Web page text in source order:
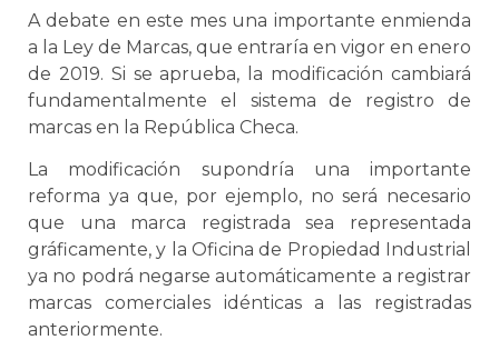
A debate en este mes una importante enmienda
a la Ley de Marcas, que entraría en vigor en enero
de 2019. Si se aprueba, la modificación cambiará
fundamentalmente el sistema de registro de
marcas en la República Checa.
La modificación supondría una importante
reforma ya que, por ejemplo, no será necesario
que una marca registrada sea representada
gráficamente, y la Oficina de Propiedad Industrial
ya no podrá negarse automáticamente a registrar
marcas comerciales idénticas a las registradas
anteriormente.